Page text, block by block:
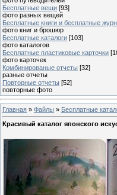
Бесплатные вещи [93]
фото разных вещей
Бесплатные книги и бесплатные
фото книг и брошюр
Бесплатные каталоги [103]
фото каталогов
Бесплатные пластиковые карточки
фото карточек
Комбинированые отчеты [32]
разные отчеты
Повторные отчеты [52]
повторные фото
Главная » Файлы » Бесплатные
Красивый каталог японского